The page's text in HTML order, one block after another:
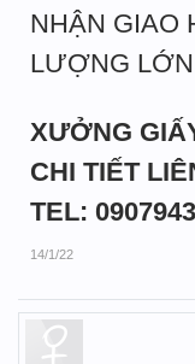
NHẬN GIAO
LƯỢNG LỚN
XƯỞNG
CHI TIẾT
TEL:
14/1/22